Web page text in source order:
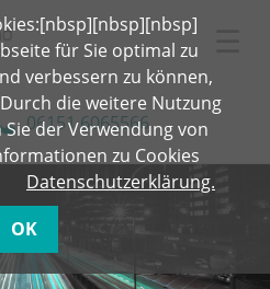
06151 6065566
für Sie optimal zu
verbessern zu können,
die weitere Nutzung
der Verwendung von
zu Cookies
Datenschutzerklärung.
OK